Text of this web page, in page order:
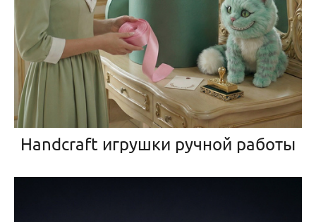
Handcraft игрушки ручной работы